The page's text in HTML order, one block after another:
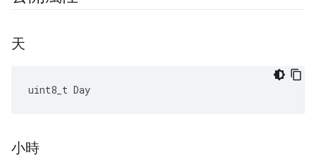
天
uint8_t Day
小時